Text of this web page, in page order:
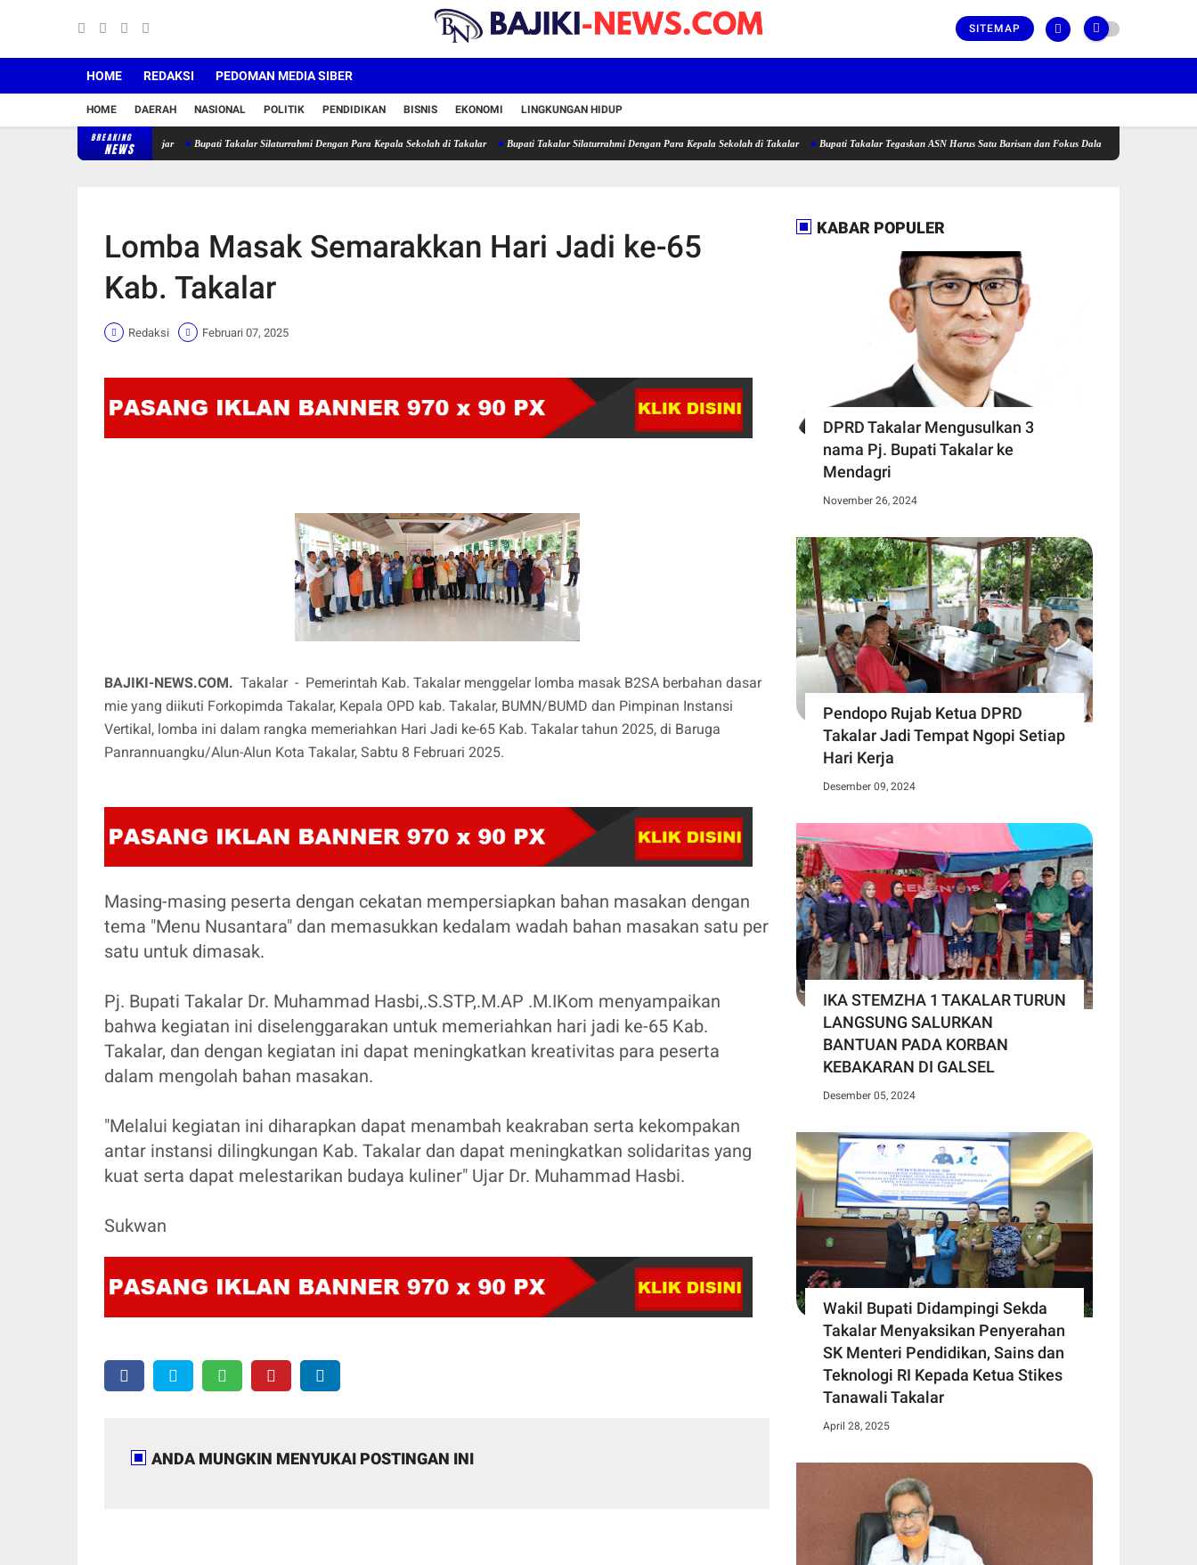
SITEMAP
HOME REDAKSI PEDOMAN MEDIA SIBER
HOME DAERAH NASIONAL POLITIK PENDIDIKAN BISNIS EKONOMI LINGKUNGAN HIDUP
BREAKING
NEWS
Utara Kian Diminati Pelajar Bupati Takalar Silaturrahmi Dengan Para Kepala Sekolah di Takalar Bupati Takalar Silaturrahmi Dengan Para Kepala Sekolah di Takalar Bupati Takalar Tegaskan ASN Harus Satu Barisan dan Fokus Dalam Bekerja Untuk Takalar Yang
Lomba Masak Semarakkan Hari Jadi ke-65
Kab. Takalar
Redaksi Februari 07, 2025
BAJIKI-NEWS.COM. Takalar - Pemerintah Kab. Takalar menggelar lomba masak B2SA berbahan dasar
mie yang diikuti Forkopimda Takalar, Kepala OPD kab. Takalar, BUMN/BUMD dan Pimpinan Instansi
Vertikal, lomba ini dalam rangka memeriahkan Hari Jadi ke-65 Kab. Takalar tahun 2025, di Baruga
Panrannuangku/Alun-Alun Kota Takalar, Sabtu 8 Februari 2025.
Masing-masing peserta dengan cekatan mempersiapkan bahan masakan dengan
tema "Menu Nusantara" dan memasukkan kedalam wadah bahan masakan satu per
satu untuk dimasak.
Pj. Bupati Takalar Dr. Muhammad Hasbi,.S.STP,.M.AP .M.IKom menyampaikan
bahwa kegiatan ini diselenggarakan untuk memeriahkan hari jadi ke-65 Kab.
Takalar, dan dengan kegiatan ini dapat meningkatkan kreativitas para peserta
dalam mengolah bahan masakan.
"Melalui kegiatan ini diharapkan dapat menambah keakraban serta kekompakan
antar instansi dilingkungan Kab. Takalar dan dapat meningkatkan solidaritas yang
kuat serta dapat melestarikan budaya kuliner" Ujar Dr. Muhammad Hasbi.
Sukwan
ANDA MUNGKIN MENYUKAI POSTINGAN INI
KABAR POPULER
DPRD Takalar Mengusulkan 3
nama Pj. Bupati Takalar ke
Mendagri
November 26, 2024
Pendopo Rujab Ketua DPRD
Takalar Jadi Tempat Ngopi Setiap
Hari Kerja
Desember 09, 2024
IKA STEMZHA 1 TAKALAR TURUN
LANGSUNG SALURKAN
BANTUAN PADA KORBAN
KEBAKARAN DI GALSEL
Desember 05, 2024
Wakil Bupati Didampingi Sekda
Takalar Menyaksikan Penyerahan
SK Menteri Pendidikan, Sains dan
Teknologi RI Kepada Ketua Stikes
Tanawali Takalar
April 28, 2025